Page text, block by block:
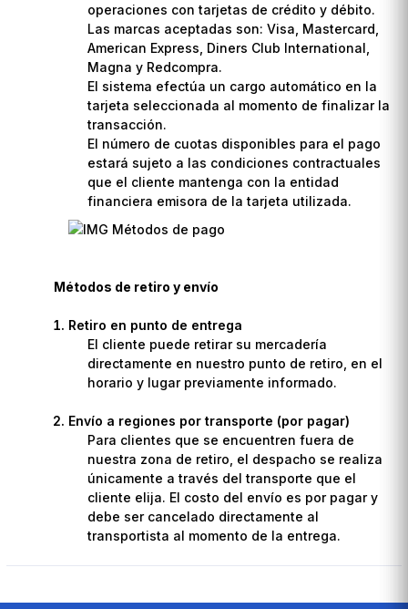
operaciones con tarjetas de crédito y débito.
Las marcas aceptadas son: Visa, Mastercard,
American Express, Diners Club International,
Magna y Redcompra.
El sistema efectúa un cargo automático en la
tarjeta seleccionada al momento de finalizar la
transacción.
El número de cuotas disponibles para el pago
estará sujeto a las condiciones contractuales
que el cliente mantenga con la entidad
financiera emisora de la tarjeta utilizada.
Métodos de retiro y envío
Retiro en punto de entrega
El cliente puede retirar su mercadería
directamente en nuestro punto de retiro, en el
horario y lugar previamente informado.
Envío a regiones por transporte (por pagar)
Para clientes que se encuentren fuera de
nuestra zona de retiro, el despacho se realiza
únicamente a través del transporte que el
cliente elija. El costo del envío es por pagar y
debe ser cancelado directamente al
transportista al momento de la entrega.